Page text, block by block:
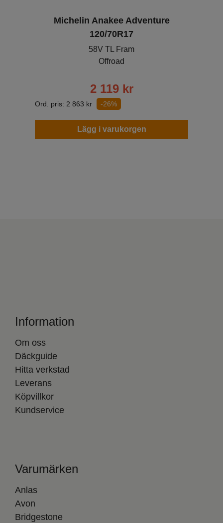
Michelin Anakee Adventure
120/70R17
58V TL Fram
Offroad
2 119kr
Ord. pris: 2 863 kr -26%
Lägg i varukorgen
Information
Om oss
Däckguide
Hitta verkstad
Leverans
Köpvillkor
Kundservice
Varumärken
Anlas
Avon
Bridgestone